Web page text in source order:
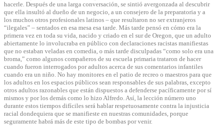
hacerle. Después de una larga conversación, se sintió avergonzada al descubrir
que ella insultó al dueño de un negocio, a un consejero de la preparatoria y a
los muchos otros profesionales latinos – que resultaron no ser extranjeros
“ilegales” – sentados en esa mesa esa tarde. Más tarde pensó en cómo era la
primera vez en toda su vida, nacido y criado en el sur de Oregon, que un adulto
abiertamente lo involucraba en público con declaraciones racistas manifiestas
que no estaban veladas en comedia, o más tarde disculpadas “como solo era una
broma,” como algunos compañeros de su escuela primaria trataron de hacer
cuando fueron interrogados por adultos acerca de sus comentarios infantiles
cuando era un niño. No hay monitores en el patio de recreo o maestros para que
los adultos en los espacios públicos sean responsables de sus palabras, excepto
otros adultos razonables que están dispuestos a defenderse pacíficamente por sí
mismos y por los demás como lo hizo Alfredo. Así, la lección número uno
durante estos tiempos difíciles será hablar respetuosamente contra la injusticia
racial dondequiera que se manifieste en nuestras comunidades, porque
seguramente habrá más de este tipo de bombas por venir.